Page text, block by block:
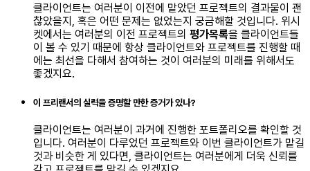
클라이언트는 여러분이 이전에 맡았던 프로젝트의 결과물이 괜
찮았을지, 혹은 어떤 문제는 없었는지 궁금해할 것입니다. 위시
켓에서는 여러분의 이전 프로젝트의 평가목록을 클라이언트들
이 볼 수 있기 때문에 항상 클라이언트와 프로젝트를 진행할 때
에는 최선을 다해서 참여하는 것이 여러분의 미래를 위해서도
좋겠지요.
이 프리랜서의실력을증명할 만한증거가있나?
클라이언트는 여러분이 과거에 진행한 포트폴리오를 확인할 것
입니다. 여러분이 다루었던 프로젝트와 이번 클라이언트가 맡길
것과 비슷한 게 있다면, 클라이언트는 여러분에게 더욱 신뢰를